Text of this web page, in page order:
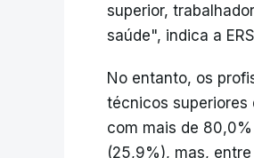
superior,
saúde", indica a
No entanto, os
técnicos superiores
com mais de
(25,9%), mas,